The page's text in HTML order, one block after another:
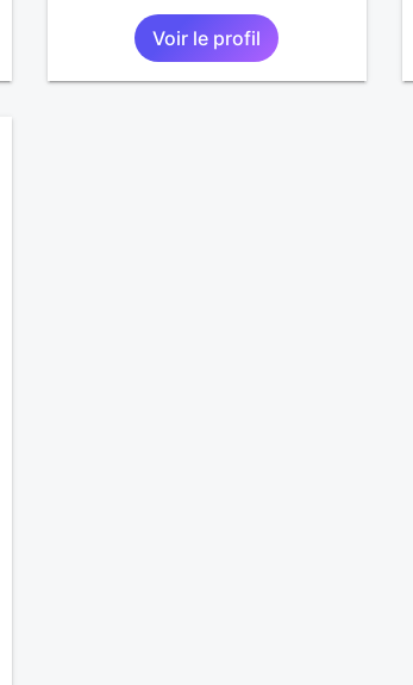
Voir le profil